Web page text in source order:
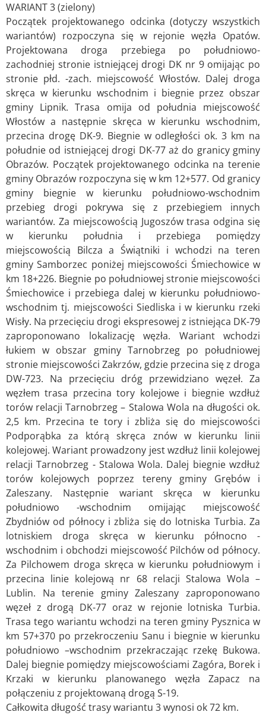
WARIANT 3 (zielony)
Początek projektowanego odcinka (dotyczy wszystkich
wariantów) rozpoczyna się w rejonie węzła Opatów.
Projektowana droga przebiega po południowo-
zachodniej stronie istniejącej drogi DK nr 9 omijając po
stronie płd. -zach. miejscowość Włostów. Dalej droga
skręca w kierunku wschodnim i biegnie przez obszar
gminy Lipnik. Trasa omija od południa miejscowość
Włostów a następnie skręca w kierunku wschodnim,
przecina drogę DK-9. Biegnie w odległości ok. 3 km na
południe od istniejącej drogi DK-77 aż do granicy gminy
Obrazów. Początek projektowanego odcinka na terenie
gminy Obrazów rozpoczyna się w km 12+577. Od granicy
gminy biegnie w kierunku południowo-wschodnim
przebieg drogi pokrywa się z przebiegiem innych
wariantów. Za miejscowością Jugoszów trasa odgina się
w kierunku południa i przebiega pomiędzy
miejscowością Bilcza a Świątniki i wchodzi na teren
gminy Samborzec poniżej miejscowości Śmiechowice w
km 18+226. Biegnie po południowej stronie miejscowości
Śmiechowice i przebiega dalej w kierunku południowo-
wschodnim tj. miejscowości Siedliska i w kierunku rzeki
Wisły. Na przecięciu drogi ekspresowej z istniejąca DK-79
zaproponowano lokalizację węzła. Wariant wchodzi
łukiem w obszar gminy Tarnobrzeg po południowej
stronie miejscowości Zakrzów, gdzie przecina się z droga
DW-723. Na przecięciu dróg przewidziano węzeł. Za
węzłem trasa przecina tory kolejowe i biegnie wzdłuż
torów relacji Tarnobrzeg – Stalowa Wola na długości ok.
2,5 km. Przecina te tory i zbliża się do miejscowości
Podporąbka za którą skręca znów w kierunku linii
kolejowej. Wariant prowadzony jest wzdłuż linii kolejowej
relacji Tarnobrzeg - Stalowa Wola. Dalej biegnie wzdłuż
torów kolejowych poprzez tereny gminy Grębów i
Zaleszany. Następnie wariant skręca w kierunku
południowo -wschodnim omijając miejscowość
Zbydniów od północy i zbliża się do lotniska Turbia. Za
lotniskiem droga skręca w kierunku północno -
wschodnim i obchodzi miejscowość Pilchów od północy.
Za Pilchowem droga skręca w kierunku południowym i
przecina linie kolejową nr 68 relacji Stalowa Wola –
Lublin. Na terenie gminy Zaleszany zaproponowano
węzeł z drogą DK-77 oraz w rejonie lotniska Turbia.
Trasa tego wariantu wchodzi na teren gminy Pysznica w
km 57+370 po przekroczeniu Sanu i biegnie w kierunku
południowo –wschodnim przekraczając rzekę Bukowa.
Dalej biegnie pomiędzy miejscowościami Zagóra, Borek i
Krzaki w kierunku planowanego węzła Zapacz na
połączeniu z projektowaną drogą S-19.
Całkowita długość trasy wariantu 3 wynosi ok 72 km.